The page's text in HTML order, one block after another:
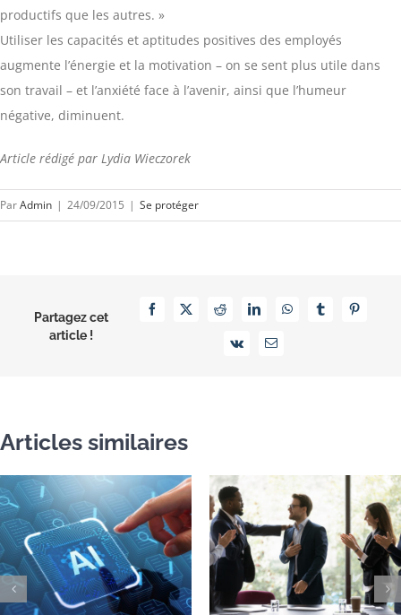
productifs que les autres. »
Utiliser les capacités et aptitudes positives des employés
augmente l’énergie et la motivation – on se sent plus utile dans
son travail – et l’anxiété face à l’avenir, ainsi que l’humeur
négative, diminuent.
Article rédigé par Lydia Wieczorek
ParAdmin | 24/09/2015 | Se protéger
Partagez cet
article !
Facebook
X RedditLinkedInWhatsAppTumblrPinterest
Vk Email
Articles similaires